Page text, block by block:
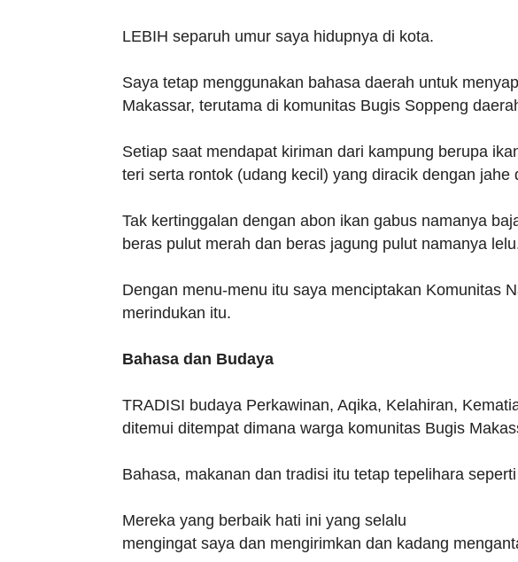
LEBIH separuh umur saya hidupnya di kota.
Saya tetap menggunakan bahasa daerah untuk
Makassar, terutama di komunitas Bugis Soppeng
Setiap saat mendapat kiriman dari kampung berupa
teri serta rontok (udang kecil) yang diracik dengan jahe
Tak kertinggalan dengan abon ikan gabus namanya
beras pulut merah dan beras jagung pulut namanya
Dengan menu-menu itu saya menciptakan Komunitas
merindukan itu.
Bahasa dan Budaya
TRADISI budaya Perkawinan, Aqika, Kelahiran,
ditemui ditempat dimana warga komunitas Bugis
Bahasa, makanan dan tradisi itu tetap tepelihara
Mereka yang berbaik hati ini yang selalu
mengingat saya dan mengirimkan dan kadang